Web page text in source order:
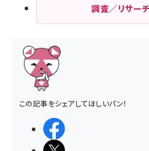
調査／リサー
この記事をシェアしてほしいパン！